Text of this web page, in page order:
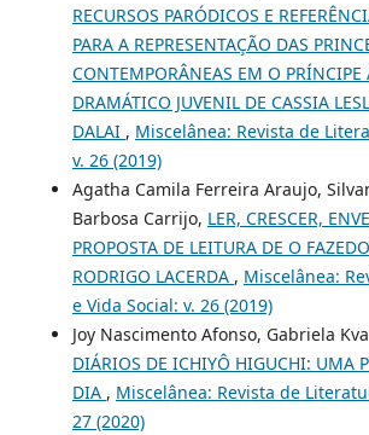
RECURSOS PARÓDICOS E
PARA A REPRESENTAÇÃO DAS
CONTEMPORÂNEAS EM O PRÍNCIPE
DRAMÁTICO JUVENIL DE CASSIA
DALAI , Miscelânea: Revista de
v. 26 (2019)
Agatha Camila Ferreira Araujo,
Barbosa Carrijo, LER, CRESCER,
PROPOSTA DE LEITURA DE O
RODRIGO LACERDA , Miscelânea:
e Vida Social: v. 26 (2019)
Joy Nascimento Afonso, Gabriela
DIÁRIOS DE ICHIYÔ HIGUCHI: UMA
DIA , Miscelânea: Revista de
27 (2020)